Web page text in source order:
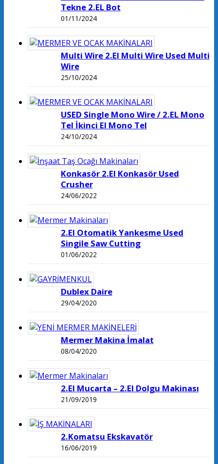
Tekne 2.EL Bot
01/11/2024
Multi Wire 2.El Multi Wire Used Multi
Wire
25/10/2024
USED Single Mono Wire / 2.EL Mono
Tel İkinci El Mono Tel
24/10/2024
Konkasör 2.El Konkasör Used
Crusher
24/06/2022
2.El Otomatik Yankesme Used
Singile Saw Cutting
01/06/2022
Dublex Daire
29/04/2020
Mermer Makina İmalat
08/04/2020
2.El Mucarta – 2.El Dolgu Makinası
21/09/2019
2.Komatsu Ekskavatör
16/06/2019